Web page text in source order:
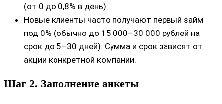
(от 0 до 0,8% в день).
Новые клиенты часто получают первый займ
под 0% (обычно до 15 000–30 000 рублей на
срок до 5–30 дней). Сумма и срок зависят от
акции конкретной компании.
Шаг 2. Заполнение анкеты